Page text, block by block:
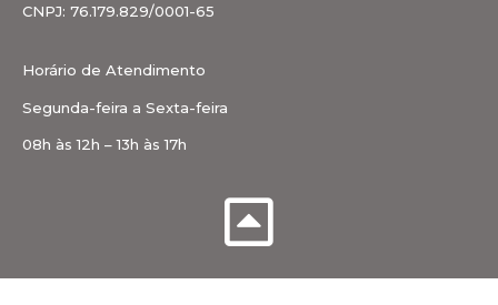
CNPJ: 76.179.829/0001-65
Horário de Atendimento
Segunda-feira a Sexta-feira
08h às 12h – 13h às 17h